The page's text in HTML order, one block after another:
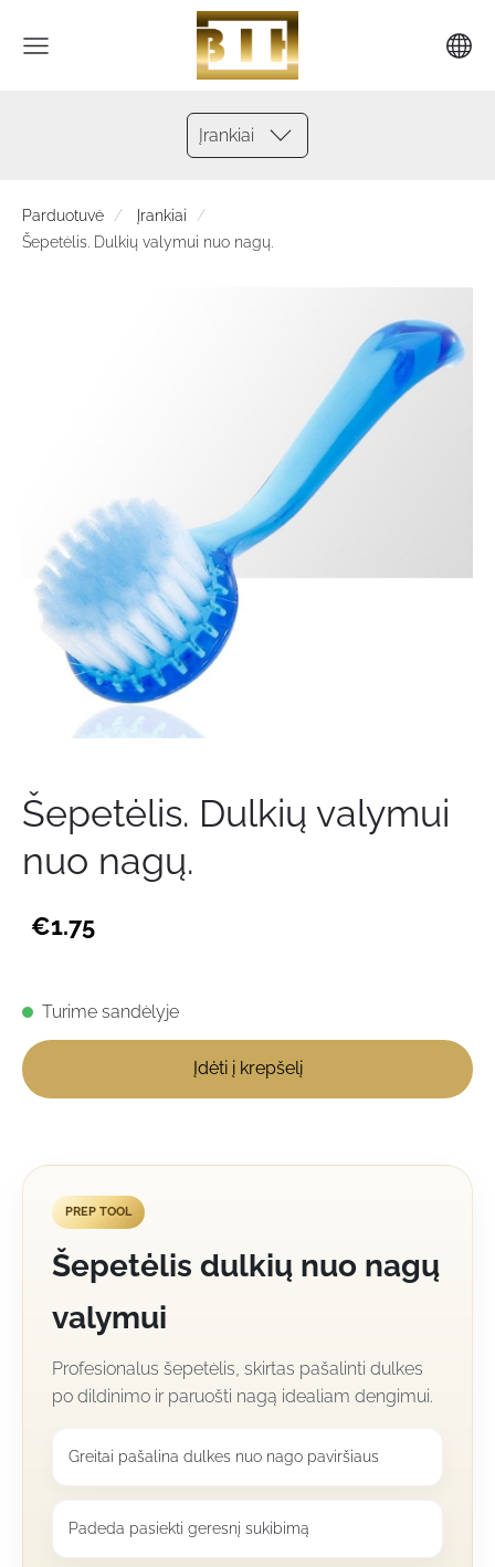
Įrankiai
Parduotuvė
Įrankiai
Šepetėlis. Dulkių valymui nuo nagų.
Šepetėlis. Dulkių valymui
nuo nagų.
€1.75
Turime sandėlyje
Įdėti į krepšelį
PREP TOOL
Šepetėlis dulkių nuo nagų
valymui
Profesionalus šepetėlis, skirtas pašalinti dulkes
po dildinimo ir paruošti nagą idealiam dengimui.
Greitai pašalina dulkes nuo nago paviršiaus
Padeda pasiekti geresnį sukibimą